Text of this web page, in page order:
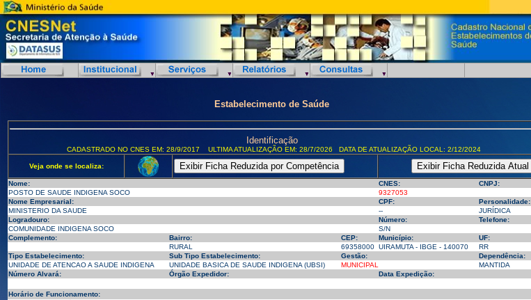
Estabelecimento de Saúde
Identificação
CADASTRADO NO CNES EM: 28/9/2017 ULTIMA ATUALIZAÇÃO EM: 28/7/2026 DATA DE ATUALIZAÇÃO LOCAL: 2/12/2024
Veja onde se localiza:
Nome: CNES:
CNPJ:
POSTO DE SAUDE INDIGENA SOCO
9327053
Nome Empresarial:
CPF:
Personalidade:
MINISTERIO DA SAUDE
--
JURÍDICA
Logradouro:
Número:
Telefone:
COMUNIDADE INDIGENA SOCO
S/N
Complemento:
Bairro: CEP: Município:
UF:
RURAL
69358000 UIRAMUTA - IBGE - 140070
RR
Tipo Estabelecimento:
Sub Tipo Estabelecimento: Gestão:
Dependência:
UNIDADE DE ATENCAO A SAUDE INDIGENA
UNIDADE BASICA DE SAUDE INDIGENA (UBSI) MUNICIPAL
MANTIDA
Número Alvará:
Órgão Expedidor: Data Expedição:
Horário de Funcionamento: